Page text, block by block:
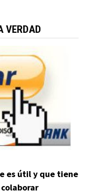
VERDAD
es útil y que tiene